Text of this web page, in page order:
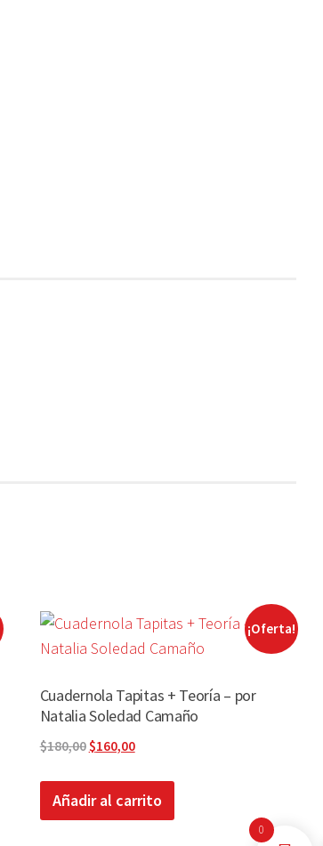
¡Oferta!
Cuadernola Tapitas + Teoría – por
Natalia Soledad Camaño
$180,00 El
original
era:
$160,00El
actual
es:
Añadir al carrito
0